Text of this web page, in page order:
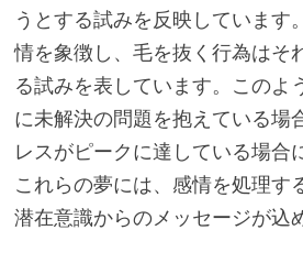
うとする試みを反映しています
情を象徴し、毛を抜く行為はそ
る試みを表しています。このよ
に未解決の問題を抱えている場
レスがピークに達している場合
これらの夢には、感情を処理す
潜在意識からのメッセージが込